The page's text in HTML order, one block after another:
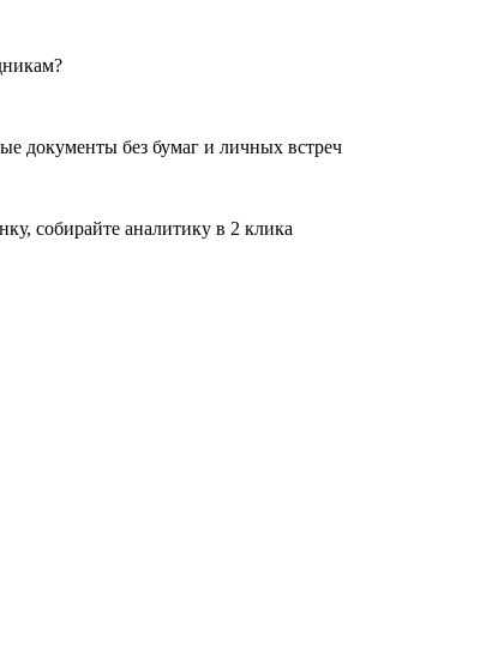
документы без бумаг и личных встреч
собирайте аналитику в 2 клика